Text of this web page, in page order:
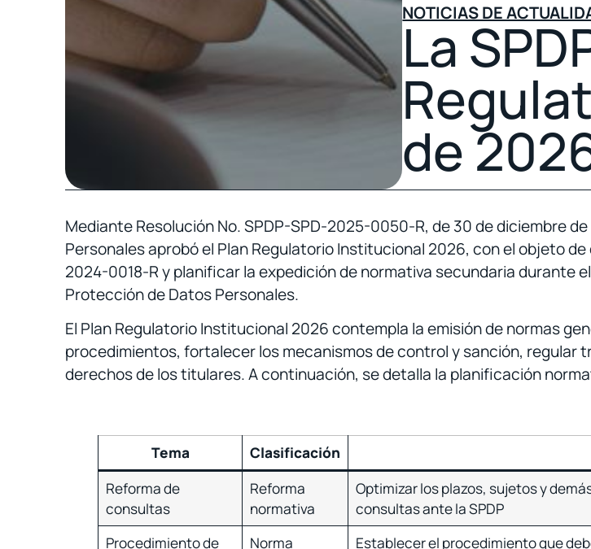
NOTICIAS DE
La
de
Mediante Resolución No. SPDP-SPD-2025-0050-R, de 30 de diciembre
Personales aprobó el Plan Regulatorio Institucional 2026, con el objeto
2024-0018-R y planificar la expedición de normativa secundaria durante
Protección de Datos Personales.
El Plan Regulatorio Institucional 2026 contempla la emisión de normas
procedimientos, fortalecer los mecanismos de control y sanción,
derechos de los titulares. A continuación, se detalla la planificación
Tema Clasificación
Reforma de
consultas
Reforma
normativa
Optimizar los plazos, sujetos y
consultas ante la SPDP
Procedimiento de
Norma
Establecer el procedimiento que